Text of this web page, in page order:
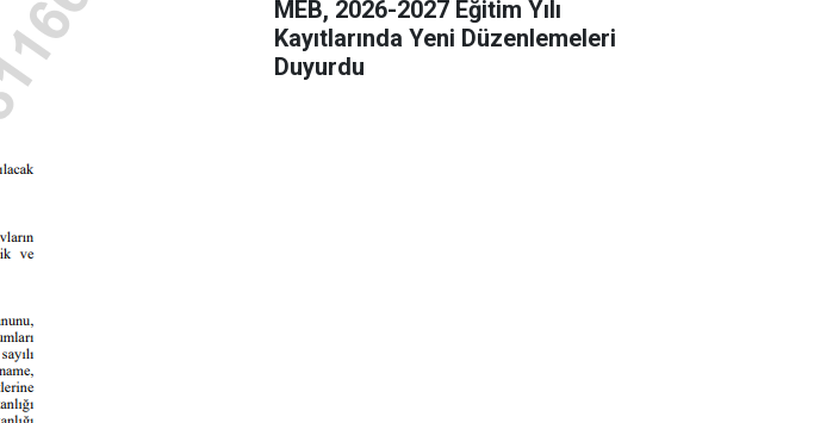
MEB, 2026-2027 Eğitim Yılı
Kayıtlarında Yeni Düzenlemeleri
Duyurdu